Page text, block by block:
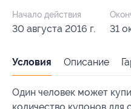
Начало действия
30 августа 2016 г. 31
Условия Описание
Один человек может
количество купонов для